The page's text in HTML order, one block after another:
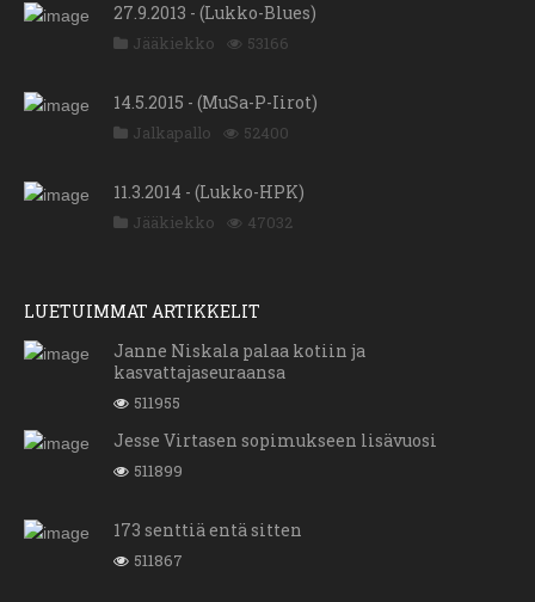
27.9.2013 - (Lukko-Blues)
Jääkiekko 53166
14.5.2015 - (MuSa-P-Iirot)
Jalkapallo 52400
11.3.2014 - (Lukko-HPK)
Jääkiekko 47032
LUETUIMMAT ARTIKKELIT
Janne Niskala palaa kotiin ja
kasvattajaseuraansa
511955
Jesse Virtasen sopimukseen lisävuosi
511899
173 senttiä entä sitten
511867